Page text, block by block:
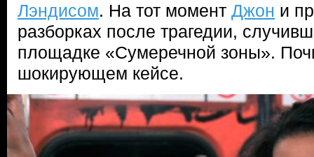
Лэндисом. На тот момент Джон и
разборках после трагедии,
площадке «Сумеречной зоны».
шокирующем кейсе.